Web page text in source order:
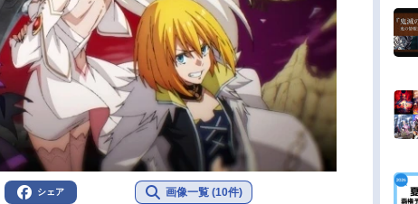
シェア 画像一覧 (10件)